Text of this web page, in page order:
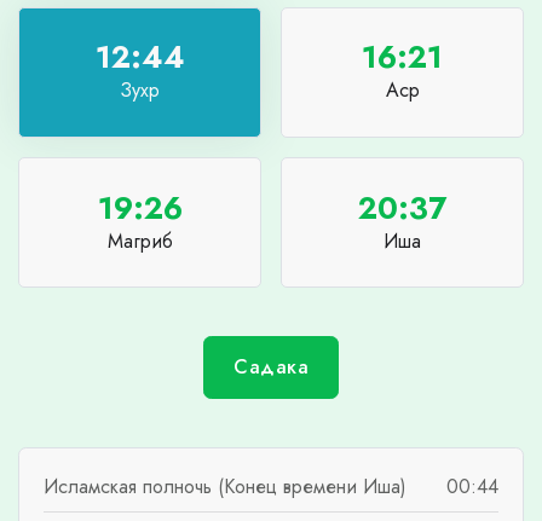
12:44
Зухр
16:21
Аср
19:26
Магриб
20:37
Иша
Садака
Исламская полночь (Конец времени Иша)
00:44